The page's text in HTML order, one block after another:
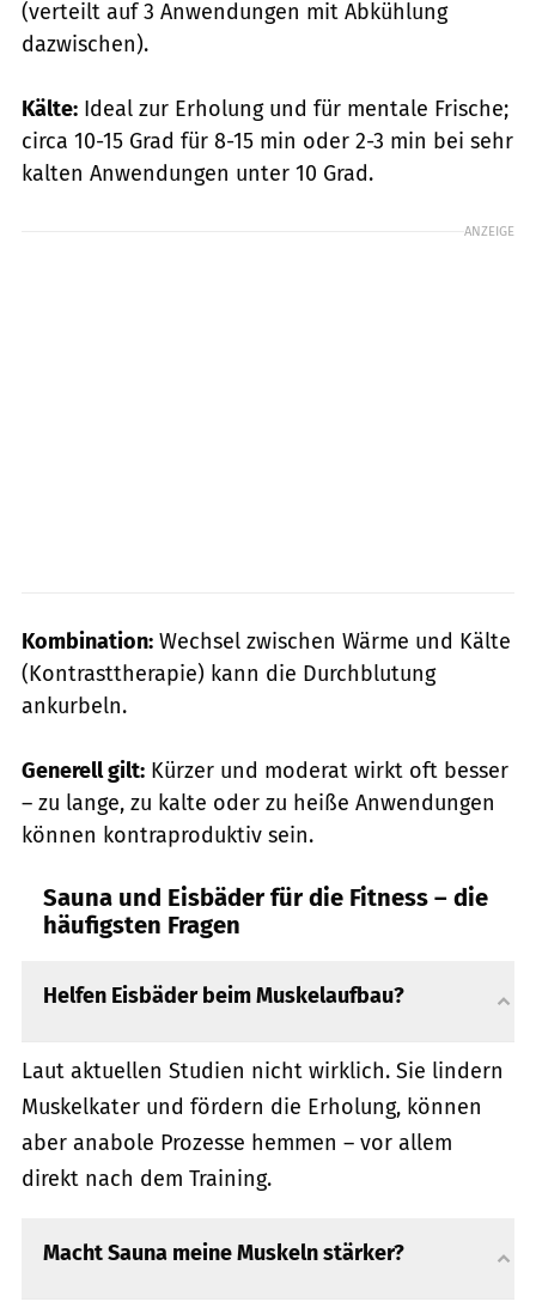
(verteilt auf 3 Anwendungen mit Abkühlung
dazwischen).
Kälte: Ideal zur Erholung und für mentale Frische;
circa 10-15 Grad für 8-15 min oder 2-3 min bei sehr
kalten Anwendungen unter 10 Grad.
ANZEIGE
Kombination: Wechsel zwischen Wärme und Kälte
(Kontrasttherapie) kann die Durchblutung
ankurbeln.
Generell gilt: Kürzer und moderat wirkt oft besser
– zu lange, zu kalte oder zu heiße Anwendungen
können kontraproduktiv sein.
Sauna und Eisbäder für die Fitness – die
häufigsten Fragen
Helfen Eisbäder beim Muskelaufbau?
Laut aktuellen Studien nicht wirklich. Sie lindern
Muskelkater und fördern die Erholung, können
aber anabole Prozesse hemmen – vor allem
direkt nach dem Training.
Macht Sauna meine Muskeln stärker?